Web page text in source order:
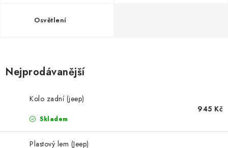
NÁHRADNÍ DÍLY
Osvětlení
Nejprodávanější
Kolo zadní (jeep)
Skladem
945 Kč
Plastový lem (Jeep)